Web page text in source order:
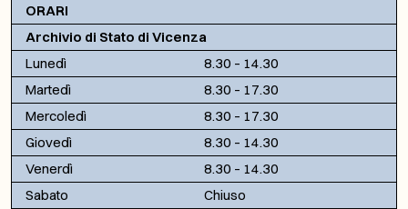
ORARI
Archivio di Stato di Vicenza
Lunedì
8.30 – 14.30
Martedì
8.30 – 17.30
Mercoledì
8.30 – 17.30
Giovedì
8.30 – 14.30
Venerdì
8.30 – 14.30
Sabato
Chiuso